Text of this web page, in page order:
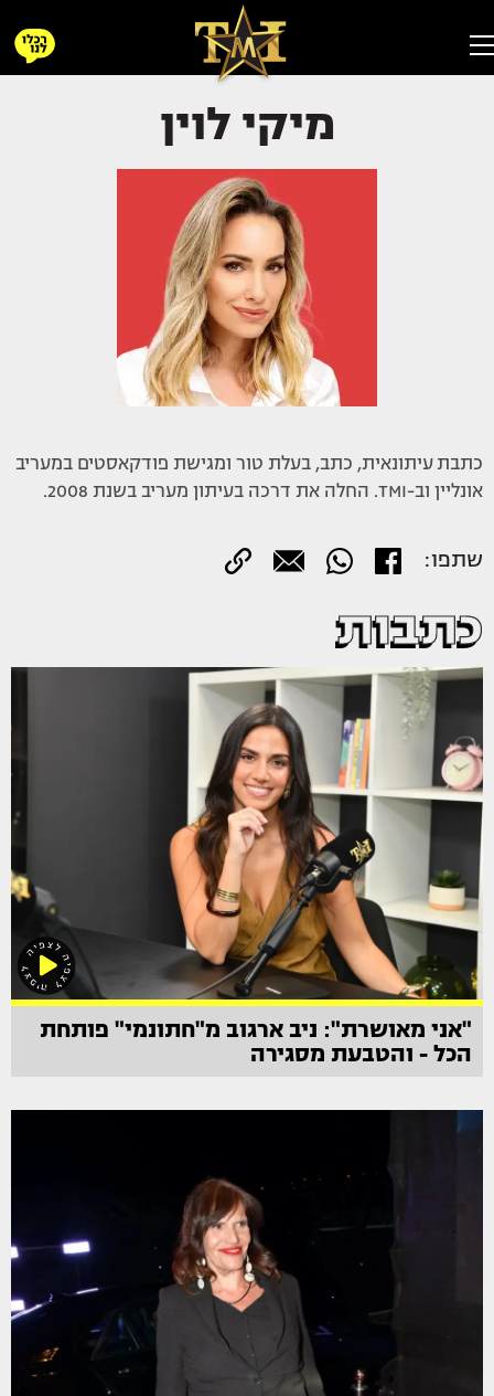
מיקי לוין
כתבת עיתונאית, כתב, בעלת טור ומגישת פודקאסטים במעריב
אונליין וב-TMI. החלה את דרכה בעיתון מעריב בשנת 2008.
שתפו:
כתבות
"אני מאושרת": ניב ארגוב מ"חתונמי" פותחת
הכל - והטבעת מסגירה